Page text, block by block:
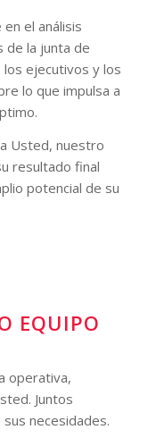
el análisis
de la junta de
ejecutivos y los
lo que impulsa a
Usted, nuestro
resultado final
potencial de su
EQUIPO
operativa,
Juntos
necesidades.